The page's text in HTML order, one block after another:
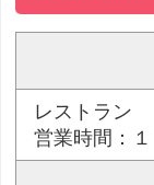
レストラン
営業時間：